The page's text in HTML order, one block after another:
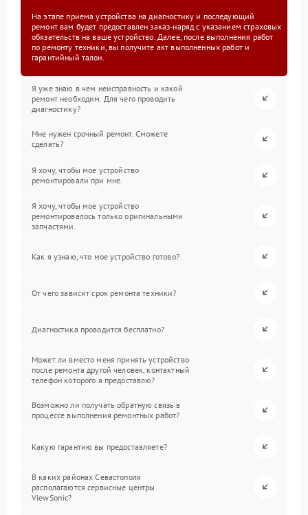
На этапе приема устройства на диагностику и последующий
ремонт вам будет предоставлен заказ-наряд с указанием страховых
обязательств на ваше устройство. Далее, после выполнения работ
по ремонту техники, вы получите акт выполненных работ и
гарантийный талон.
Я уже знаю в чем неисправность и какой
ремонт необходим. Для чего проводить
диагностику?
Мне нужен срочный ремонт. Сможете
сделать?
Я хочу, чтобы мое устройство
ремонтировали при мне.
Я хочу, чтобы мое устройство
ремонтировалось только оригинальными
запчастями.
Как я узнаю, что мое устройство готово?
От чего зависит срок ремонта техники?
Диагностика проводится бесплатно?
Может ли вместо меня принять устройство
после ремонта другой человек, контактный
телефон которого я предоставлю?
Возможно ли получать обратную связь в
процессе выполнения ремонтных работ?
Какую гарантию вы предоставляете?
В каких районах Севастополя
располагаются сервисные центры
ViewSonic?